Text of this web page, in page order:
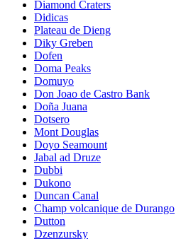
Diamond Craters
Didicas
Plateau de Dieng
Diky Greben
Dofen
Doma Peaks
Domuyo
Don Joao de Castro Bank
Doña Juana
Dotsero
Mont Douglas
Doyo Seamount
Jabal ad Druze
Dubbi
Dukono
Duncan Canal
Champ volcanique de Durango
Dutton
Dzenzursky